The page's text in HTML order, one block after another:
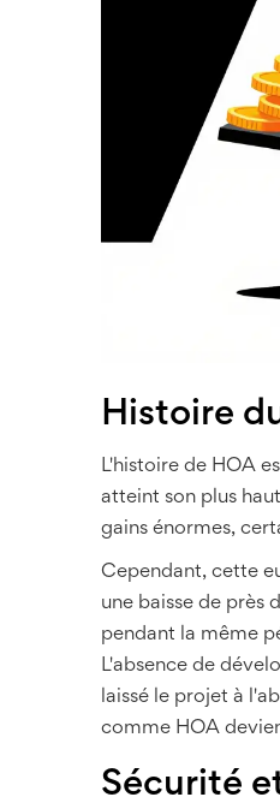
Histoire
L'histoire de HOA
atteint son plus
gains énormes,
Cependant, cette
une baisse de près
pendant la même
L'absence de
laissé le projet à
comme HOA
Sécurité